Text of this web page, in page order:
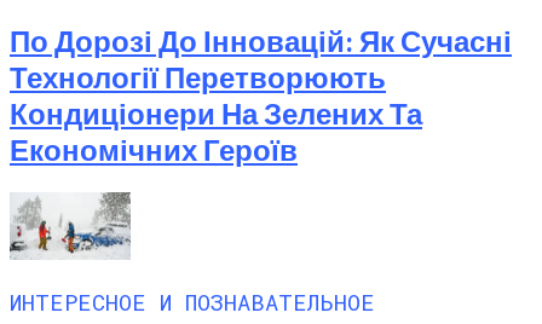
По Дорозі До Інновацій: Як Сучасні
Технології Перетворюють
Кондиціонери На Зелених Та
Економічних Героїв
ИНТЕРЕСНОЕ И ПОЗНАВАТЕЛЬНОЕ